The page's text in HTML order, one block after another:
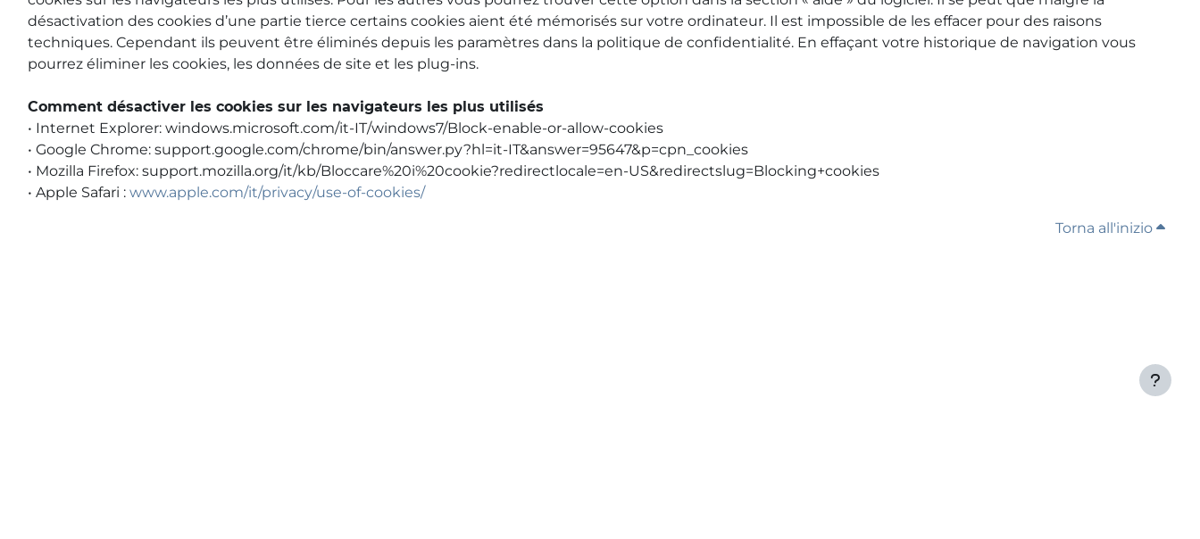
désactivation des cookies d’une partie tierce certains cookies aient été mémorisés sur votre ordinateur. Il est impossible de les effacer pour des raisons
techniques. Cependant ils peuvent être éliminés depuis les paramètres dans la politique de confidentialité. En effaçant votre historique de navigation vous
pourrez éliminer les cookies, les données de site et les plug-ins.
Comment désactiver les cookies sur les navigateurs les plus utilisés
• Internet Explorer: windows.microsoft.com/it-IT/windows7/Block-enable-or-allow-cookies
• Google Chrome: support.google.com/chrome/bin/answer.py?hl=it-IT&answer=95647&p=cpn_cookies
• Mozilla Firefox: support.mozilla.org/it/kb/Bloccare%20i%20cookie?redirectlocale=en-US&redirectslug=Blocking+cookies
• Apple Safari : www.apple.com/it/privacy/use-of-cookies/
Torna all'inizio